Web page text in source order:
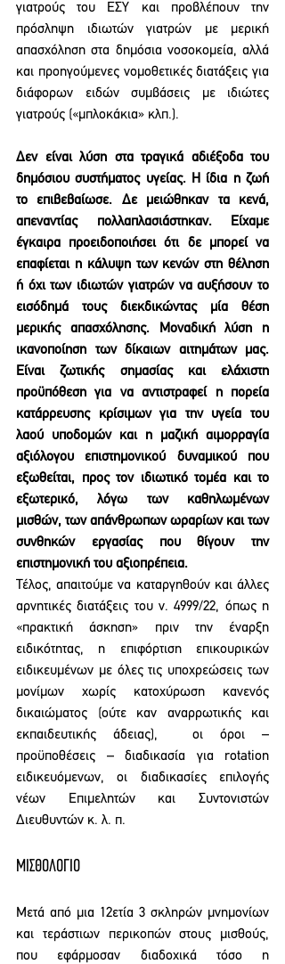
γιατρούς του ΕΣΥ και προβλέπουν την
πρόσληψη ιδιωτών γιατρών με μερική
απασχόληση στα δημόσια νοσοκομεία, αλλά
και προηγούμενες νομοθετικές διατάξεις για
διάφορων ειδών συμβάσεις με ιδιώτες
γιατρούς («μπλοκάκια» κλπ.).
Δεν είναι λύση στα τραγικά αδιέξοδα του
δημόσιου συστήματος υγείας. Η ίδια η ζωή
το επιβεβαίωσε. Δε μειώθηκαν τα κενά,
απεναντίας πολλαπλασιάστηκαν. Είχαμε
έγκαιρα προειδοποιήσει ότι δε μπορεί να
επαφίεται η κάλυψη των κενών στη θέληση
ή όχι των ιδιωτών γιατρών να αυξήσουν το
εισόδημά τους διεκδικώντας μία θέση
μερικής απασχόλησης. Μοναδική λύση η
ικανοποίηση των δίκαιων αιτημάτων μας.
Είναι ζωτικής σημασίας και ελάχιστη
προϋπόθεση για να αντιστραφεί η πορεία
κατάρρευσης κρίσιμων για την υγεία του
λαού υποδομών και η μαζική αιμορραγία
αξιόλογου επιστημονικού δυναμικού που
εξωθείται, προς τον ιδιωτικό τομέα και το
εξωτερικό, λόγω των καθηλωμένων
μισθών, των απάνθρωπων ωραρίων και των
συνθηκών εργασίας που θίγουν την
επιστημονική του αξιοπρέπεια.
Τέλος, απαιτούμε να καταργηθούν και άλλες
αρνητικές διατάξεις του ν. 4999/22, όπως η
«πρακτική άσκηση» πριν την έναρξη
ειδικότητας, η επιφόρτιση επικουρικών
ειδικευμένων με όλες τις υποχρεώσεις των
μονίμων χωρίς κατοχύρωση κανενός
δικαιώματος (ούτε καν αναρρωτικής και
εκπαιδευτικής άδειας),  οι όροι –
προϋποθέσεις – διαδικασία για rotation
ειδικευόμενων, οι διαδικασίες επιλογής
νέων Επιμελητών και Συντονιστών
Διευθυντών κ. λ. π.
ΜΙΣΘΟΛΟΓΙΟ
Μετά από μια 12ετία 3 σκληρών μνημονίων
και τεράστιων περικοπών στους μισθούς,
που εφάρμοσαν διαδοχικά τόσο η